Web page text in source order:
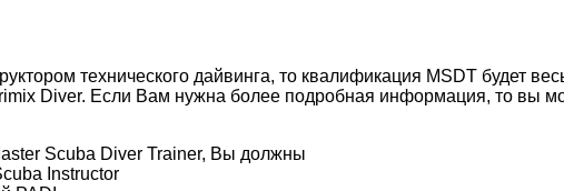
технического дайвинга, то квалификация MSDT будет
Diver. Если Вам нужна более подробная информация, то вы
Scuba Diver Trainer, Вы должны
Instructor